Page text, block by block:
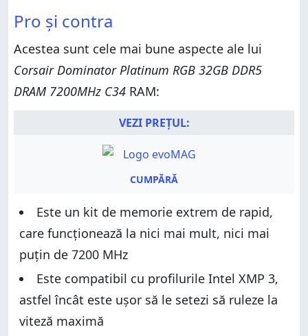
Pro și contra
Acestea sunt cele mai bune aspecte ale lui
Corsair Dominator Platinum RGB 32GB DDR5
DRAM 7200MHz C34 RAM:
VEZI PREȚUL:
CUMPĂRĂ
Este un kit de memorie extrem de rapid,
care funcționează la nici mai mult, nici mai
puțin de 7200 MHz
Este compatibil cu profilurile Intel XMP 3,
astfel încât este ușor să le setezi să ruleze la
viteză maximă